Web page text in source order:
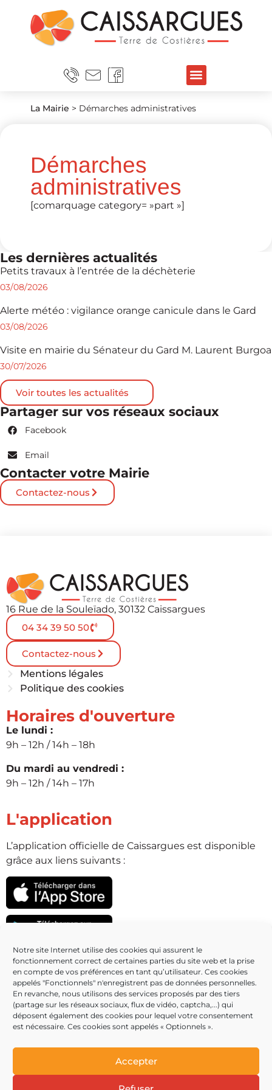
Notre site Internet utilise des cookies qui assurent le
fonctionnement correct de certaines parties du site web et la prise
en compte de vos préférences en tant qu’utilisateur. Ces cookies
appelés "Fonctionnels" n'enregistrent pas de données personnelles.
En revanche, nous utilisons des services proposés par des tiers
(partage sur les réseaux sociaux, flux de vidéo, captcha,...) qui
déposent également des cookies pour lequel votre consentement
est nécessaire. Ces cookies sont appelés « Optionnels ».
Accepter
La Mairie > Démarches administratives
Démarches
administratives
[comarquage category= »part »]
Les dernières actualités
Petits travaux à l’entrée de la déchèterie
03/08/2026
Alerte météo : vigilance orange canicule dans le Gard
03/08/2026
Visite en mairie du Sénateur du Gard M. Laurent Burgoa
30/07/2026
Voir toutes les actualités
Partager sur vos réseaux sociaux
Facebook
Email
Contacter votre Mairie
Contactez-nous
16 Rue de la Souleïado, 30132 Caissargues
04 34 39 50 50
Contactez-nous
Mentions légales
Politique des cookies
Horaires d'ouverture
Le lundi :
9h – 12h / 14h – 18h
Du mardi au vendredi :
9h – 12h / 14h – 17h
L'application
L’application officielle de Caissargues est disponible
grâce aux liens suivants :
Partenaires